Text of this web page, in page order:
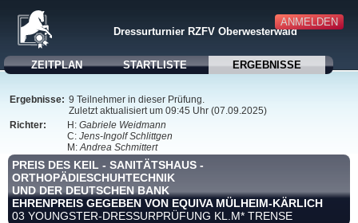
ANMELDEN
Dressurturnier RZFV Oberwesterwald
ZEITPLAN STARTLISTE ERGEBNISSE
Ergebnisse: 9 Teilnehmer in dieser Prüfung.
Zuletzt aktualisiert um 09:45 Uhr (07.09.2025)
Richter:
H: Gabriele Weidmann
C: Jens-Ingolf Schlittgen
M:Andrea Schmittert
PREIS DES KEIL - SANITÄTSHAUS -
ORTHOPÄDIESCHUHTECHNIK
UND DER DEUTSCHEN BANK
EHRENPREIS GEGEBEN VON EQUIVA MÜLHEIM-KÄRLICH
03 YOUNGSTER-DRESSURPRÜFUNG KL.M* TRENSE